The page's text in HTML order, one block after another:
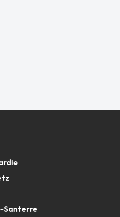
Santerre